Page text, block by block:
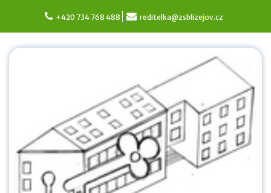
content
+420 734 768 488 reditelka@zsblizejov.cz